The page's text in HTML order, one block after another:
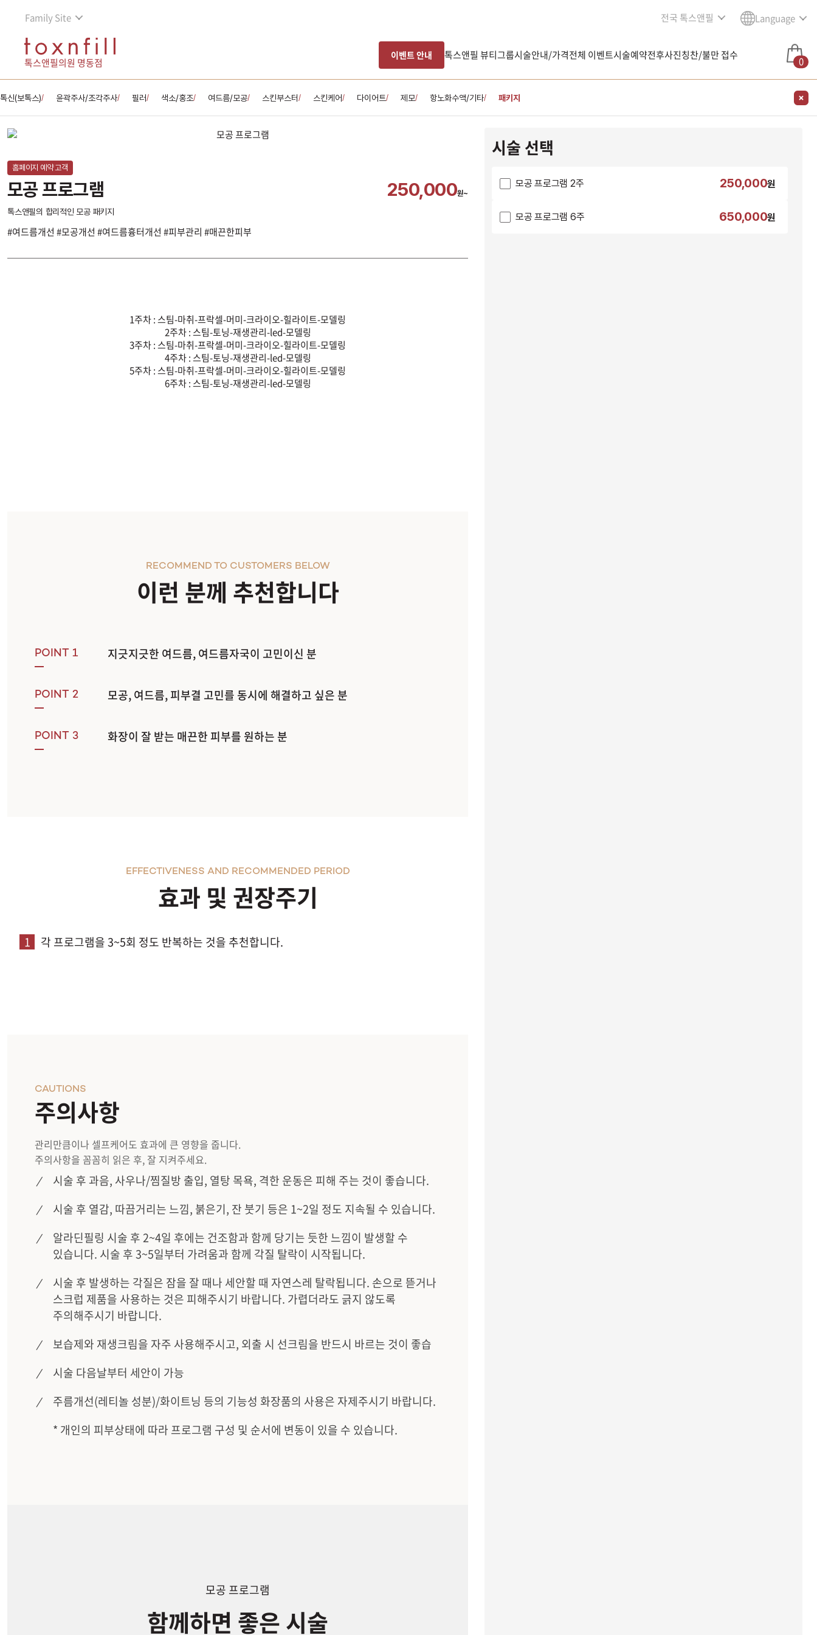
Family Site 전국 톡스앤필 Language
톡스앤필의원 명동점
이벤트 안내 톡스앤필 뷰티그룹시술안내/가격전체 이벤트시술예약전후사진칭찬/불만 접수 0
톡신(보톡스)/ 윤곽주사/조각주사/ 필러/ 색소/홍조/ 여드름/모공/ 스킨부스터/ 스킨케어/ 다이어트/ 제모/ 항노화수액/기타/ 패키지
홈페이지 예약 고객
모공 프로그램 250,000원~
톡스앤필의 합리적인 모공 패키지
#여드름개선 #모공개선 #여드름흉터개선 #피부관리 #매끈한피부
시술 선택
모공 프로그램 2주 250,000원
모공 프로그램 6주 650,000원
1주차 : 스팀-마취-프락셀-머미-크라이오-힐라이트-모델링
2주차 : 스팀-토닝-재생관리-led-모델링
3주차 : 스팀-마취-프락셀-머미-크라이오-힐라이트-모델링
4주차 : 스팀-토닝-재생관리-led-모델링
5주차 : 스팀-마취-프락셀-머미-크라이오-힐라이트-모델링
6주차 : 스팀-토닝-재생관리-led-모델링
이런 분께 추천합니다
RECOMMEND TO CUSTOMERS BELOW
POINT 1 지긋지긋한 여드름, 여드름자국이 고민이신 분
POINT 2 모공, 여드름, 피부결 고민를 동시에 해결하고 싶은 분
POINT 3 화장이 잘 받는 매끈한 피부를 원하는 분
효과 및 권장주기
EFFECTIVENESS AND RECOMMENDED PERIOD
1 각 프로그램을 3~5회 정도 반복하는 것을 추천합니다.
주의사항
CAUTIONS
관리만큼이나 셀프케어도 효과에 큰 영향을 줍니다.
주의사항을 꼼꼼히 읽은 후, 잘 지켜주세요.
시술 후 과음, 사우나/찜질방 출입, 열탕 목욕, 격한 운동은 피해 주는 것이 좋습니다.
시술 후 열감, 따끔거리는 느낌, 붉은기, 잔 붓기 등은 1~2일 정도 지속될 수 있습니다.
알라딘필링 시술 후 2~4일 후에는 건조함과 함께 당기는 듯한 느낌이 발생할 수
있습니다. 시술 후 3~5일부터 가려움과 함께 각질 탈락이 시작됩니다.
시술 후 발생하는 각질은 잠을 잘 때나 세안할 때 자연스레 탈락됩니다. 손으로 뜯거나
스크럽 제품을 사용하는 것은 피해주시기 바랍니다. 가렵더라도 긁지 않도록
주의해주시기 바랍니다.
보습제와 재생크림을 자주 사용해주시고, 외출 시 선크림을 반드시 바르는 것이 좋습
시술 다음날부터 세안이 가능
주름개선(레티놀 성분)/화이트닝 등의 기능성 화장품의 사용은 자제주시기 바랍니다.
* 개인의 피부상태에 따라 프로그램 구성 및 순서에 변동이 있을 수 있습니다.
모공 프로그램
함께하면 좋은 시술